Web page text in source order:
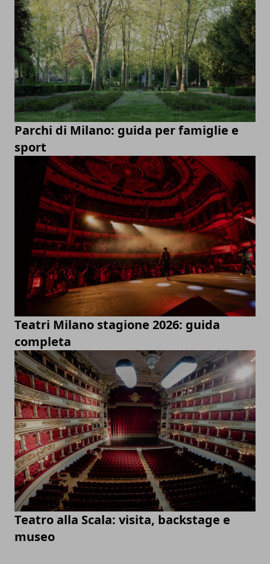
Parchi di Milano: guida per famiglie e
sport
Teatri Milano stagione 2026: guida
completa
Teatro alla Scala: visita, backstage e
museo